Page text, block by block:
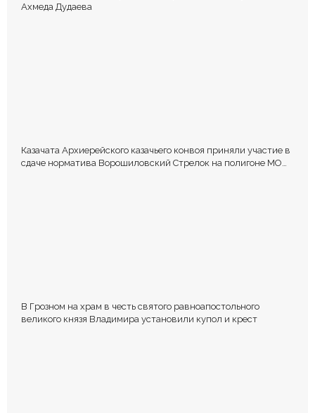
Ахмеда Дудаева
Казачата Архиерейского казачьего конвоя приняли участие в
сдаче норматива Ворошиловский Стрелок на полигоне МО
В Грозном на храм в честь святого равноапостольного
великого князя Владимира установили купол и крест